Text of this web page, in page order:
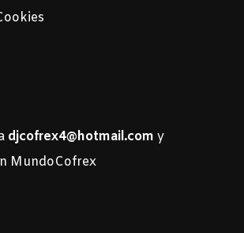
djcofrex4@hotmail.com y
MundoCofrex